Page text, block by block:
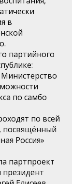
в
партийного
по самбо
по всей
посвящённый
Россия»
партпроект
президент